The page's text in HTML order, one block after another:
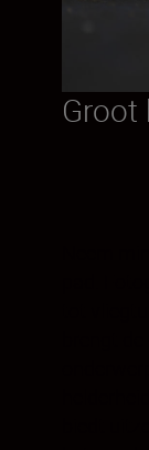
Groot